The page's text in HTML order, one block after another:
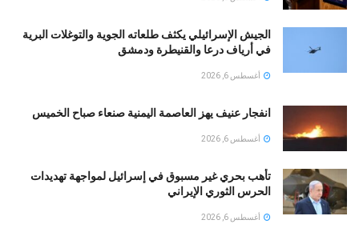
الجيش الإسرائيلي يكثف طلعاته الجوية والتوغلات البرية
في أرياف درعا والقنيطرة ودمشق
أغسطس 6, 2026
انفجار عنيف يهز العاصمة اليمنية صنعاء صباح الخميس
أغسطس 6, 2026
تأهب بحري غير مسبوق في إسرائيل لمواجهة تهديدات
الحرس الثوري الإيراني
أغسطس 6, 2026